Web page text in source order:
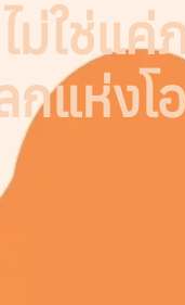
ม่ใช่แ
แห่งโ